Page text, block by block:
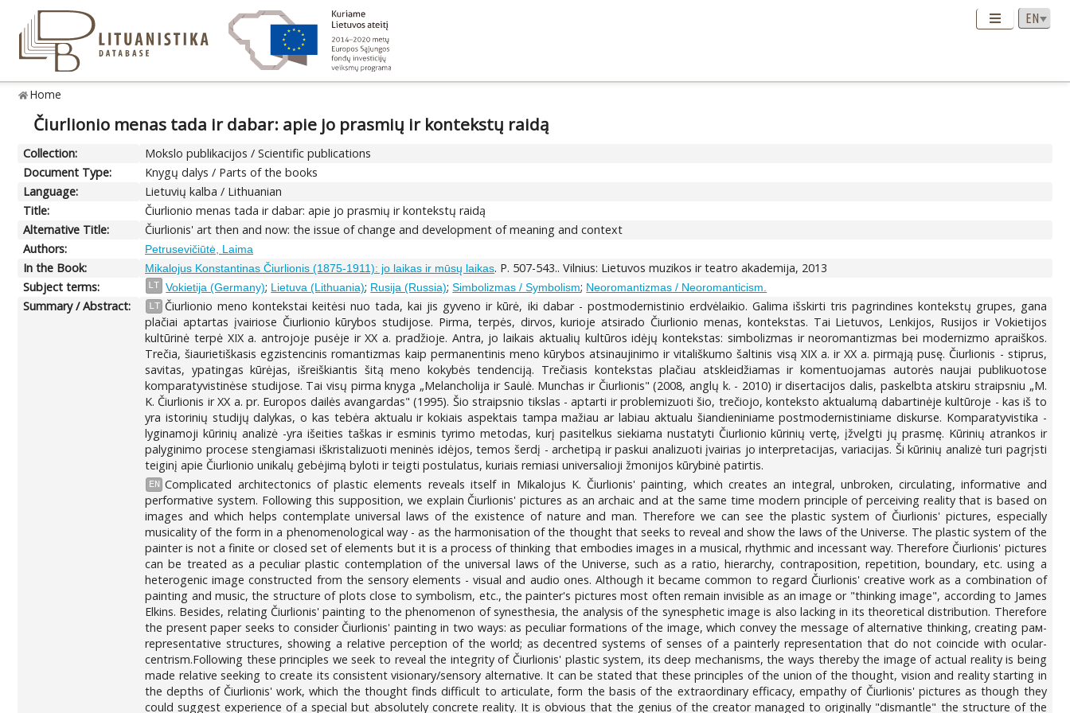
Home
Čiurlionio menas tada ir dabar: apie jo prasmių ir kontekstų raidą
Collection:
Mokslo publikacijos / Scientific publications
Document Type:
Knygų dalys / Parts of the books
Language:
Lietuvių kalba / Lithuanian
Title:
Čiurlionio menas tada ir dabar: apie jo prasmių ir kontekstų raidą
Alternative Title:
Čiurlionis' art then and now: the issue of change and development of meaning and context
Authors:
Petrusevičiūtė, Laima
In the Book: Mikalojus Konstantinas Čiurlionis (1875-1911): jo laikas ir mūsų laikas. P. 507-543.. Vilnius: Lietuvos muzikos ir teatro akademija, 2013
Subject terms:
LT Vokietija (Germany); Lietuva (Lithuania); Rusija (Russia);Simbolizmas / Symbolism; Neoromantizmas / Neoromanticism.
Summary / Abstract: LT Čiurlionio meno kontekstai keitėsi nuo tada, kai jis gyveno ir kūrė, iki dabar - postmodernistinio erdvėlaikio. Galima išskirti tris pagrindines kontekstų grupes, gana
plačiai aptartas įvairiose Čiurlionio kūrybos studijose. Pirma, terpės, dirvos, kurioje atsirado Čiurlionio menas, kontekstas. Tai Lietuvos, Lenkijos, Rusijos ir Vokietijos
kultūrinė terpė XIX a. antrojoje pusėje ir XX a. pradžioje. Antra, jo laikais aktualių kultūros idėjų kontekstas: simbolizmas ir neoromantizmas bei modernizmo apraiškos.
Trečia, šiaurietiškasis egzistencinis romantizmas kaip permanentinis meno kūrybos atsinaujinimo ir vitališkumo šaltinis visą XIX a. ir XX a. pirmąją pusę. Čiurlionis - stiprus,
savitas, ypatingas kūrėjas, išreiškiantis šitą meno kokybės tendenciją. Trečiasis kontekstas plačiau atskleidžiamas ir komentuojamas autorės naujai publikuotose
komparatyvistinėse studijose. Tai visų pirma knyga „Melancholija ir Saulė. Munchas ir Čiurlionis" (2008, anglų k. - 2010) ir disertacijos dalis, paskelbta atskiru straipsniu „M.
K. Čiurlionis ir XX a. pr. Europos dailės avangardas" (1995). Šio straipsnio tikslas - aptarti ir problemizuoti šio, trečiojo, konteksto aktualumą dabartinėje kultūroje - kas iš to
yra istorinių studijų dalykas, o kas tebėra aktualu ir kokiais aspektais tampa mažiau ar labiau aktualu šiandieniniame postmodernistiniame diskurse. Komparatyvistika -
lyginamoji kūrinių analizė -yra išeities taškas ir esminis tyrimo metodas, kurį pasitelkus siekiama nustatyti Čiurlionio kūrinių vertę, įžvelgti jų prasmę. Kūrinių atrankos ir
palyginimo procese stengiamasi iškristalizuoti meninės idėjos, temos šerdį - archetipą ir paskui analizuoti įvairias jo interpretacijas, variacijas. Ši kūrinių analizė turi pagrįsti
teiginį apie Čiurlionio unikalų gebėjimą byloti ir teigti postulatus, kuriais remiasi universalioji žmonijos kūrybinė patirtis.
EN Complicated architectonics of plastic elements reveals itself in Mikalojus K. Čiurlionis' painting, which creates an integral, unbroken, circulating, informative and
performative system. Following this supposition, we explain Čiurlionis' pictures as an archaic and at the same time modern principle of perceiving reality that is based on
images and which helps contemplate universal laws of the existence of nature and man. Therefore we can see the plastic system of Čiurlionis' pictures, especially
musicality of the form in a phenomenological way - as the harmonisation of the thought that seeks to reveal and show the laws of the Universe. The plastic system of the
painter is not a finite or closed set of elements but it is a process of thinking that embodies images in a musical, rhythmic and incessant way. Therefore Čiurlionis' pictures
can be treated as a peculiar plastic contemplation of the universal laws of the Universe, such as a ratio, hierarchy, contraposition, repetition, boundary, etc. using a
heterogenic image constructed from the sensory elements - visual and audio ones. Although it became common to regard Čiurlionis' creative work as a combination of
painting and music, the structure of plots close to symbolism, etc., the painter's pictures most often remain invisible as an image or "thinking image", according to James
Elkins. Besides, relating Čiurlionis' painting to the phenomenon of synesthesia, the analysis of the synesphetic image is also lacking in its theoretical distribution. Therefore
the present paper seeks to consider Čiurlionis' painting in two ways: as peculiar formations of the image, which convey the message of alternative thinking, creating рам-
representative structures, showing a relative perception of the world; as decentred systems of senses of a painterly representation that do not coincide with ocular-
centrism.Following these principles we seek to reveal the integrity of Čiurlionis' plastic system, its deep mechanisms, the ways thereby the image of actual reality is being
made relative seeking to create its consistent visionary/sensory alternative. It can be stated that these principles of the union of the thought, vision and reality starting in
the depths of Čiurlionis' work, which the thought finds difficult to articulate, form the basis of the extraordinary efficacy, empathy of Čiurlionis' pictures as though they
could suggest experience of a special but absolutely concrete reality. It is obvious that the genius of the creator managed to originally "dismantle" the structure of the